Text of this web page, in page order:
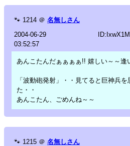
🐾 1214 ＠ 名無しさん
2004-06-29
03:52:57
あんこたんだぁぁぁぁ!! 嬉しい～～逢
「波動砲発射」・・見てると巨神兵
た・・
あんこたん、ごめんね～～
🐾 1215 ＠ 名無しさん